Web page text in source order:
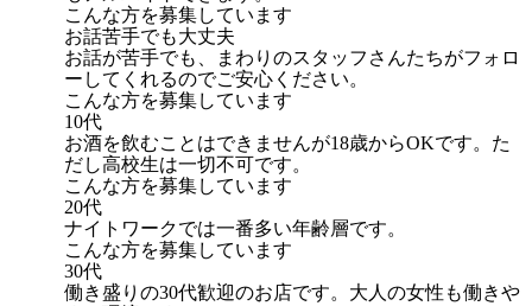
こんな方を募集しています
お話苦手でも大丈夫
お話が苦手でも、まわりのスタッフさんたちがフォロ
ーしてくれるのでご安心ください。
こんな方を募集しています
10代
お酒を飲むことはできませんが18歳からOKです。た
だし高校生は一切不可です。
こんな方を募集しています
20代
ナイトワークでは一番多い年齢層です。
こんな方を募集しています
30代
働き盛りの30代歓迎のお店です。大人の女性も働きや